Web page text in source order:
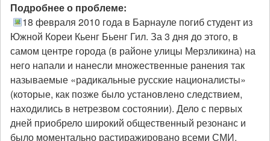
Подробнее о проблеме:
18 февраля 2010 года в Барнауле погиб студент из
Южной Кореи Кьенг Бьенг Гил. За 3 дня до этого, в
самом центре города (в районе улицы Мерзликина) на
него напали и нанесли множественные ранения так
называемые «радикальные русские националисты»
(которые, как позже было установлено следствием,
находились в нетрезвом состоянии). Дело с первых
дней приобрело широкий общественный резонанс и
было моментально растиражировано всеми СМИ.